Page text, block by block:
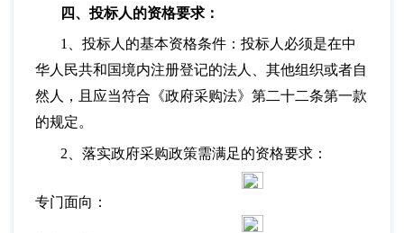
四、投标人的资格要求：
1、投标人的基本资格条件：投标人必须是在中
华人民共和国境内注册登记的法人、其他组织或者自
然人，且应当符合《政府采购法》第二十二条第一款
的规定。
2、落实政府采购政策需满足的资格要求：
专门面向：